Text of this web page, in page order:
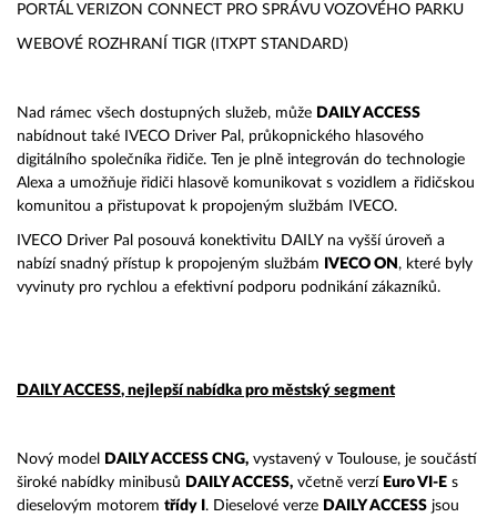
PORTÁL VERIZON CONNECT PRO SPRÁVU VOZOVÉHO PARKU
WEBOVÉ ROZHRANÍ TIGR (ITXPT STANDARD)
Nad rámec všech dostupných služeb, může DAILY ACCESS
nabídnout také IVECO Driver Pal, průkopnického hlasového
digitálního společníka řidiče. Ten je plně integrován do technologie
Alexa a umožňuje řidiči hlasově komunikovat s vozidlem a řidičskou
komunitou a přistupovat k propojeným službám IVECO.
IVECO Driver Pal posouvá konektivitu DAILY na vyšší úroveň a
nabízí snadný přístup k propojeným službám
IVECO ON , které byly
vyvinuty pro rychlou a efektivní podporu podnikání zákazníků.
DAILY ACCESS, nejlepší nabídka pro městský segment
Nový model DAILY ACCESS CNG, vystavený v Toulouse, je součástí
široké nabídky minibusů DAILY ACCESS, včetně verzí Euro VI-E s
dieselovým motorem třídy I . Dieselové verze DAILY ACCESS jsou